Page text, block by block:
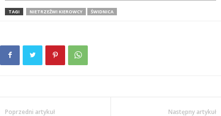
TAGI NIETRZEŹWI KIEROWCY ŚWIDNICA
Poprzedni artykuł Następny artykuł